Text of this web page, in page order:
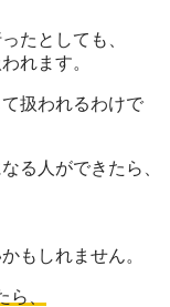
たとしても、
れます。
て扱われるわけで
る人ができたら、
もしれません。
、